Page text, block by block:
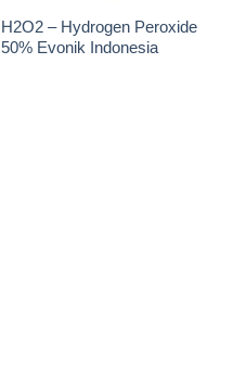
H2O2 – Hydrogen Peroxide
50% Evonik Indonesia